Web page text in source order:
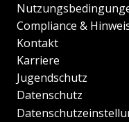
Compliance &
Kontakt
Karriere
Jugendschutz
Datenschutz